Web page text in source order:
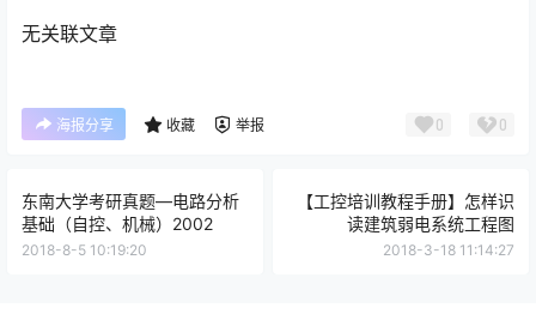
无关联文章
海报分享 收藏 举报 0 0
东南大学考研真题—电路分析
基础（自控、机械）2002
2018-8-5 10:19:20
【工控培训教程手册】怎样识
读建筑弱电系统工程图
2018-3-18 11:14:27